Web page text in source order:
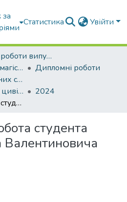
Статистика Увійти
Атестаційні роботи випускників
Атестаційні роботи магістрів
Дипломні роботи
Факультет інженерних систем та екології
192 Будівництво та цивільна інженерія. Теплогазопостачання і вентиляція
2024
Атестаційна робота студента Махно Вадима Валентиновича
студента